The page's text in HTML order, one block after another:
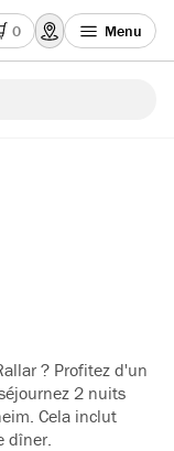
0 Menu
? Profitez d'un
2 nuits
Cela inclut
dîner.